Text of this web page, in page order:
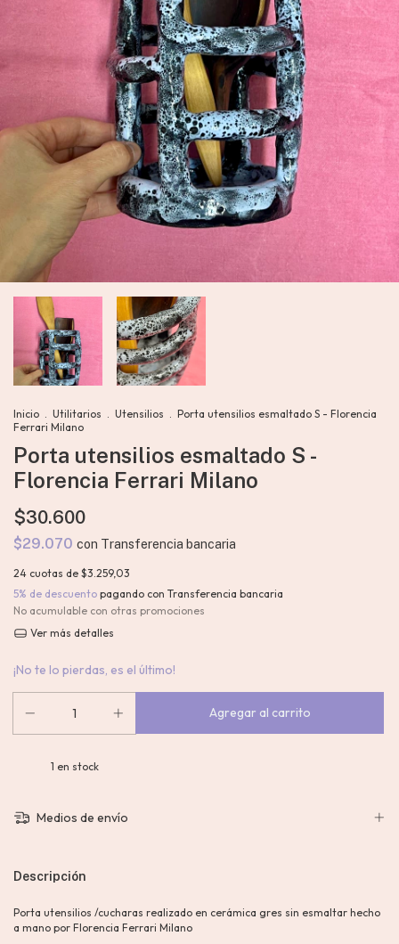
Inicio . Utilitarios . Utensilios . Porta utensilios esmaltado S - Florencia
Ferrari Milano
Porta utensilios esmaltado S -
Florencia Ferrari Milano
$30.600
$29.070 con Transferencia bancaria
24 cuotas de $3.259,03
5% de descuento pagando con Transferencia bancaria
No acumulable con otras promociones
Ver más detalles
¡No te lo pierdas, es el último!
1 en stock
Medios de envío
Descripción
Porta utensilios /cucharas realizado en cerámica gres sin esmaltar hecho
a mano por Florencia Ferrari Milano